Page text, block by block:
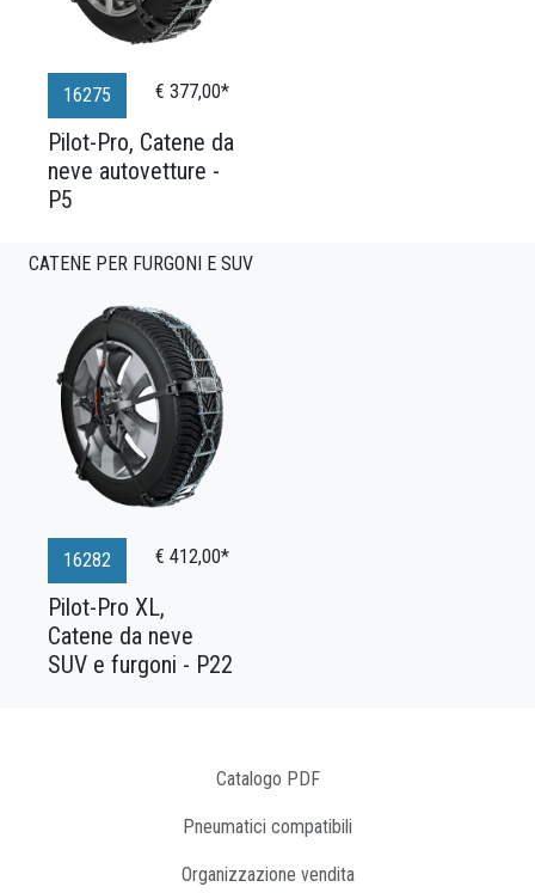
16275 € 377,00*
Pilot-Pro, Catene da
neve autovetture -
P5
CATENE PER FURGONI E SUV
16282 € 412,00*
Pilot-Pro XL,
Catene da neve
SUV e furgoni - P22
Catalogo PDF
Pneumatici compatibili
Organizzazione vendita